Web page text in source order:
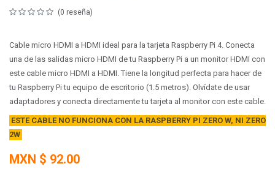
(0 reseña)
Cable micro HDMI a HDMI ideal para la tarjeta Raspberry Pi 4. Conecta
una de las salidas micro HDMI de tu Raspberry Pi a un monitor HDMI con
este cable micro HDMI a HDMI. Tiene la longitud perfecta para hacer de
tu Raspberry Pi tu equipo de escritorio (1.5 metros). Olvídate de usar
adaptadores y conecta directamente tu tarjeta al monitor con este cable.
ESTE CABLE NO FUNCIONA CON LA RASPBERRY PI ZERO W, NI ZERO
2W
MXN $ 92.00